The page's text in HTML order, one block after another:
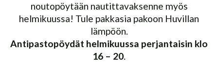
noutopöytään nautittavaksenne myös
helmikuussa! Tule pakkasia pakoon Huvillan
lämpöön.
Antipastopöydät helmikuussa perjantaisin klo
16 – 20.